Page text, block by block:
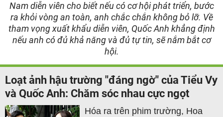
Nam diễn viên cho biết nếu có cơ hội phát triển, bước
ra khỏi vòng an toàn, anh chắc chắn không bỏ lỡ. Về
tham vọng xuất khẩu diễn viên, Quốc Anh khẳng định
nếu anh có đủ khả năng và đủ tự tin, sẽ nắm bắt cơ
hội.
Loạt ảnh hậu trường "đáng ngờ" của Tiểu Vy
và Quốc Anh: Chăm sóc nhau cực ngọt
Hóa ra trên phim trường, Hoa